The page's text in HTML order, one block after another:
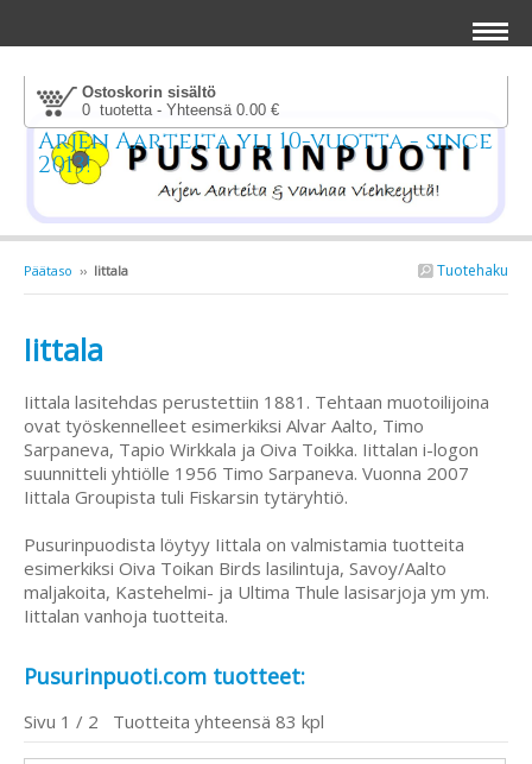
Ostoskorin sisältö
0 tuotetta - Yhteensä 0.00 €
Arjen Aarteita yli 10-vuotta - since
2013!
Tuotehaku
Päätaso ›› Iittala
Iittala
Iittala lasitehdas perustettiin 1881. Tehtaan muotoilijoina
ovat työskennelleet esimerkiksi Alvar Aalto, Timo
Sarpaneva, Tapio Wirkkala ja Oiva Toikka. Iittalan i-logon
suunnitteli yhtiölle 1956 Timo Sarpaneva. Vuonna 2007
Iittala Groupista tuli Fiskarsin tytäryhtiö.
Pusurinpuodista löytyy Iittala on valmistamia tuotteita
esimerkiksi Oiva Toikan Birds lasilintuja, Savoy/Aalto
maljakoita, Kastehelmi- ja Ultima Thule lasisarjoja ym ym.
Iittalan vanhoja tuotteita.
Pusurinpuoti.com tuotteet:
Sivu 1 / 2 Tuotteita yhteensä 83 kpl